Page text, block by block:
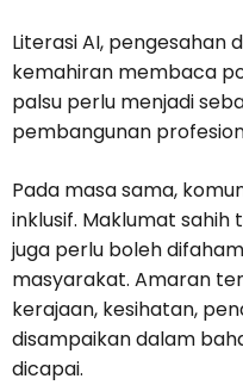
Literasi AI, pengesahan
kemahiran membaca
palsu perlu menjadi
pembangunan
Pada masa sama,
inklusif. Maklumat sahih
juga perlu boleh
masyarakat. Amaran
kerajaan, kesihatan,
disampaikan dalam
dicapai.